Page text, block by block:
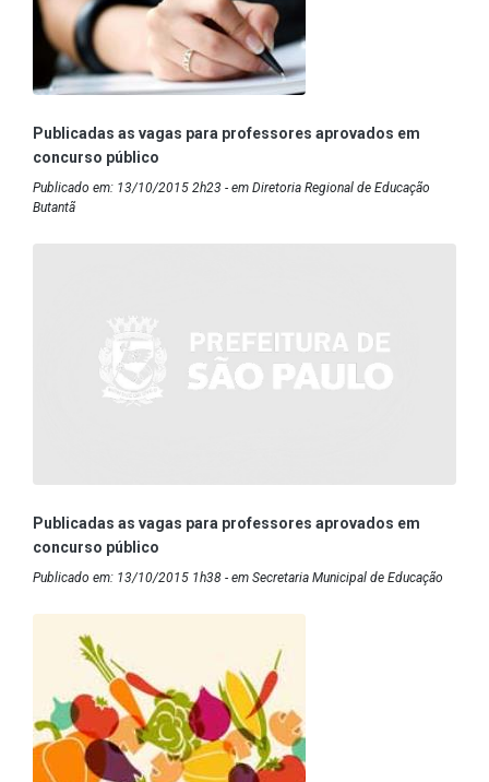
Publicadas as vagas para professores aprovados em
concurso público
Publicado em: 13/10/2015 2h23 - em Diretoria Regional de Educação
Butantã
Publicadas as vagas para professores aprovados em
concurso público
Publicado em: 13/10/2015 1h38 - em Secretaria Municipal de Educação